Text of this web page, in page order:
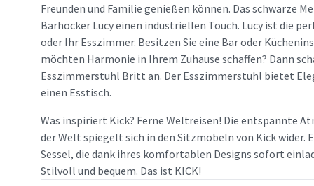
Freunden und Familie genießen können. Das schwarze
Barhocker Lucy einen industriellen Touch. Lucy ist die
oder Ihr Esszimmer. Besitzen Sie eine Bar oder
möchten Harmonie in Ihrem Zuhause schaffen? Dann
Esszimmerstuhl Britt an. Der Esszimmerstuhl bietet
einen Esstisch.
Was inspiriert Kick? Ferne Weltreisen! Die entspannte
der Welt spiegelt sich in den Sitzmöbeln von Kick wider.
Sessel, die dank ihres komfortablen Designs sofort
Stilvoll und bequem. Das ist KICK!